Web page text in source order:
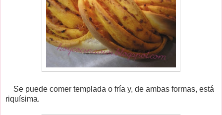
Se puede comer templada o fría y, de ambas formas, está
riquísima.